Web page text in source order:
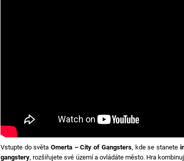
Vstupte do světaOmerta – City of Gangsters, kde se stanete
gangstery, rozšiřujete své území a ovládáte město. Hra